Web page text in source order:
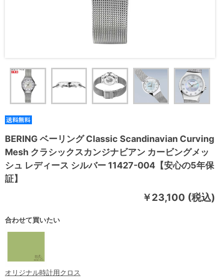
BERING ベーリング Classic Scandinavian Curving
Mesh クラシックスカンジナビアン カービングメッ
シュ レディース シルバー 11427-004【安心の5年保
証】
￥23,100 (税込)
合わせて買いたい
オリジナル時計用クロス